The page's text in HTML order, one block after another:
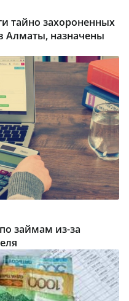
тайно захороненных
Алматы, назначены
займам из-за